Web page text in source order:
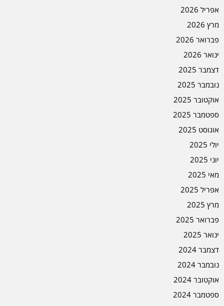
אפריל 2026
מרץ 2026
פברואר 2026
ינואר 2026
דצמבר 2025
נובמבר 2025
אוקטובר 2025
ספטמבר 2025
אוגוסט 2025
יולי 2025
יוני 2025
מאי 2025
אפריל 2025
מרץ 2025
פברואר 2025
ינואר 2025
דצמבר 2024
נובמבר 2024
אוקטובר 2024
ספטמבר 2024